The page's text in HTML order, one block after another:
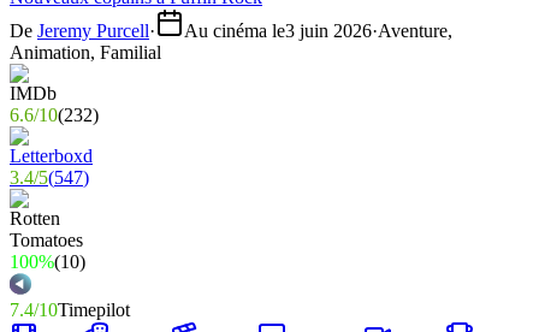
De Jeremy Purcell· Au cinéma le3 juin 2026·Aventure,
Animation, Familial
6.6/10(232)
3.4/5(547)
100%(10)
7.4/10Timepilot